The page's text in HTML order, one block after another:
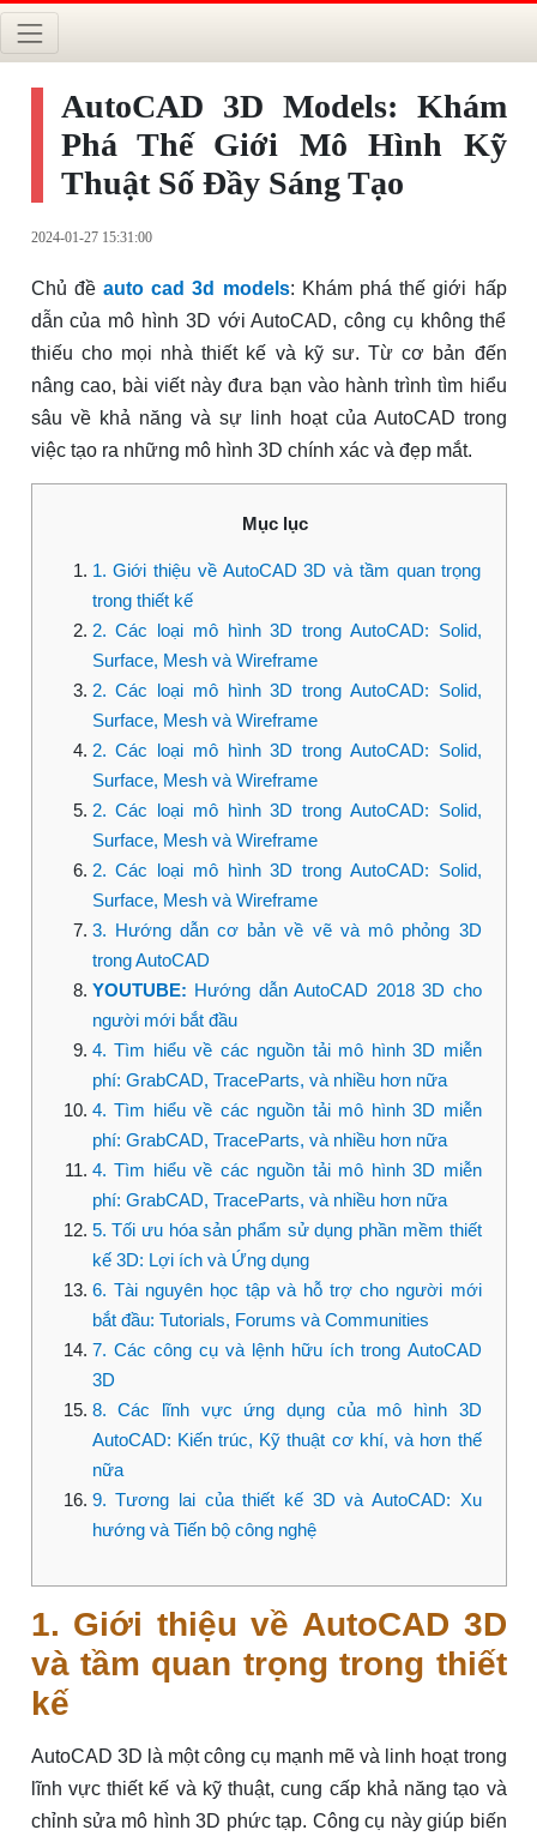
AutoCAD 3D Models: Khám
Phá Thế Giới Mô Hình Kỹ
Thuật Số Đầy Sáng Tạo
2024-01-27 15:31:00
Chủ đề auto cad 3d models: Khám phá thế giới hấp
dẫn của mô hình 3D với AutoCAD, công cụ không thể
thiếu cho mọi nhà thiết kế và kỹ sư. Từ cơ bản đến
nâng cao, bài viết này đưa bạn vào hành trình tìm hiểu
sâu về khả năng và sự linh hoạt của AutoCAD trong
việc tạo ra những mô hình 3D chính xác và đẹp mắt.
Mục lục
1. Giới thiệu về AutoCAD 3D và tầm quan trọng
trong thiết kế
2. Các loại mô hình 3D trong AutoCAD: Solid,
Surface, Mesh và Wireframe
2. Các loại mô hình 3D trong AutoCAD: Solid,
Surface, Mesh và Wireframe
2. Các loại mô hình 3D trong AutoCAD: Solid,
Surface, Mesh và Wireframe
2. Các loại mô hình 3D trong AutoCAD: Solid,
Surface, Mesh và Wireframe
2. Các loại mô hình 3D trong AutoCAD: Solid,
Surface, Mesh và Wireframe
3. Hướng dẫn cơ bản về vẽ và mô phỏng 3D
trong AutoCAD
YOUTUBE: Hướng dẫn AutoCAD 2018 3D cho
người mới bắt đầu
4. Tìm hiểu về các nguồn tải mô hình 3D miễn
phí: GrabCAD, TraceParts, và nhiều hơn nữa
4. Tìm hiểu về các nguồn tải mô hình 3D miễn
phí: GrabCAD, TraceParts, và nhiều hơn nữa
4. Tìm hiểu về các nguồn tải mô hình 3D miễn
phí: GrabCAD, TraceParts, và nhiều hơn nữa
5. Tối ưu hóa sản phẩm sử dụng phần mềm thiết
kế 3D: Lợi ích và Ứng dụng
6. Tài nguyên học tập và hỗ trợ cho người mới
bắt đầu: Tutorials, Forums và Communities
7. Các công cụ và lệnh hữu ích trong AutoCAD
3D
8. Các lĩnh vực ứng dụng của mô hình 3D
AutoCAD: Kiến trúc, Kỹ thuật cơ khí, và hơn thế
nữa
9. Tương lai của thiết kế 3D và AutoCAD: Xu
hướng và Tiến bộ công nghệ
1. Giới thiệu về AutoCAD 3D
và tầm quan trọng trong thiết
kế
AutoCAD 3D là một công cụ mạnh mẽ và linh hoạt trong
lĩnh vực thiết kế và kỹ thuật, cung cấp khả năng tạo và
chỉnh sửa mô hình 3D phức tạp. Công cụ này giúp biến